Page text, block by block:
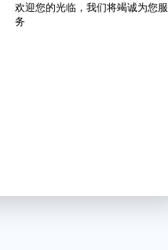
欢迎您的光临，我们将竭诚为您服
务